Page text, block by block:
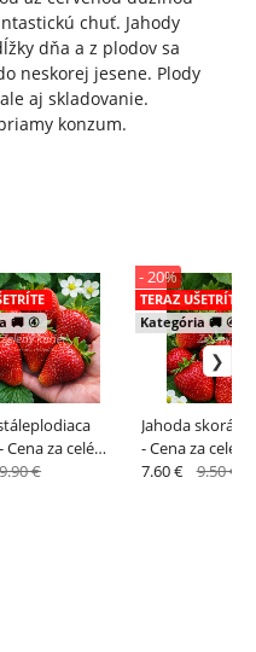
chuť. Jahody
dňa a z plodov sa
neskorej jesene. Plody
aj skladovanie.
konzum.
Cena za celé
! [K-④]
🚚 ④
9.90 €
Jahoda skorá
- Cena za celé
[K-④]
TERAZ UŠETRÍTE
Kategória 🚚 ④
- 20%
7.60 € 9.50 €